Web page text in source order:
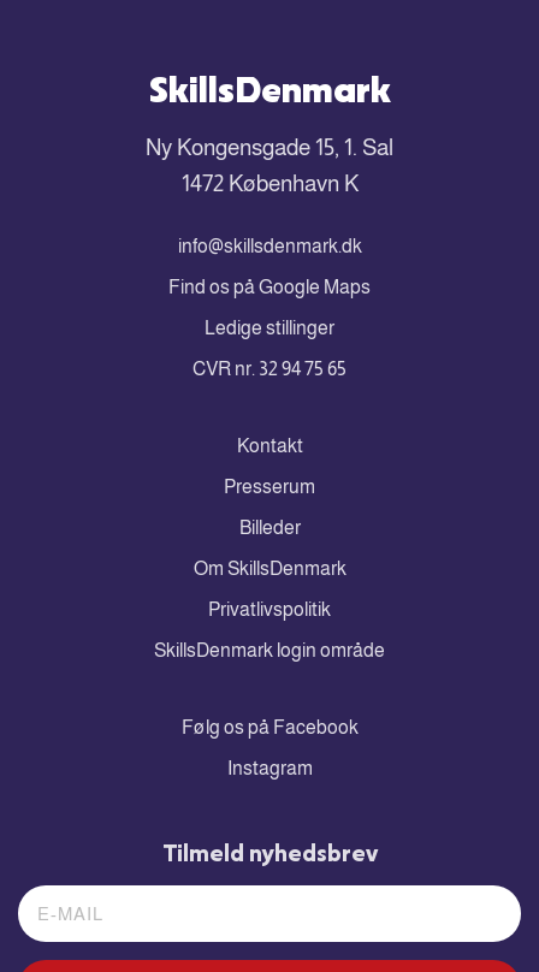
SkillsDenmark
Ny Kongensgade 15, 1. Sal
1472 København K
info@skillsdenmark.dk
Find os på Google Maps
Ledige stillinger
CVR nr. 32 94 75 65
Kontakt
Presserum
Billeder
Om SkillsDenmark
Privatlivspolitik
SkillsDenmark login område
Følg os på Facebook
Instagram
Tilmeld nyhedsbrev